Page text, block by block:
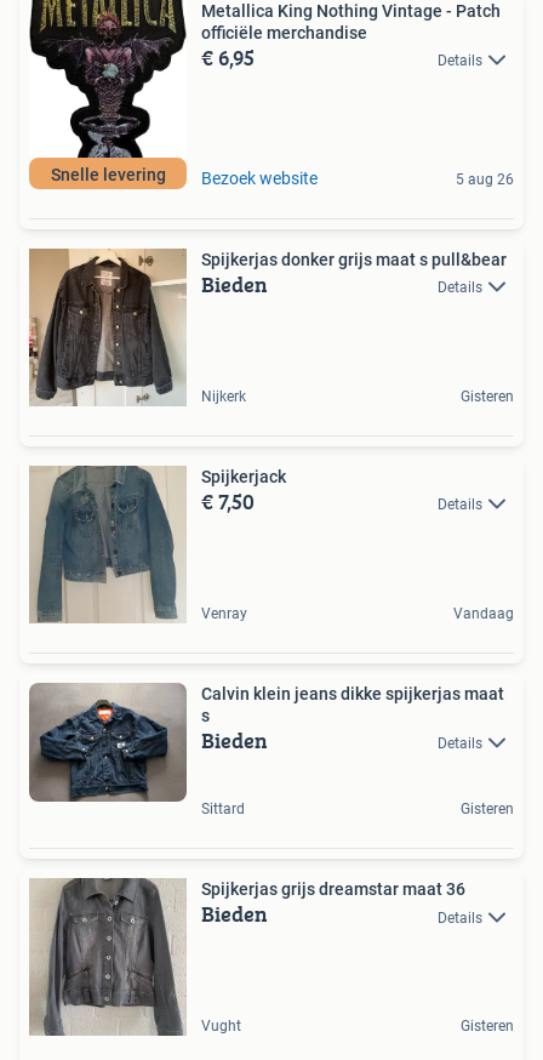
Snelle levering
Metallica King Nothing Vintage - Patch
officiële merchandise
€ 6,95 Details
Bezoek website 5 aug 26
Spijkerjas donker grijs maat s pull&bear
Bieden Details
Nijkerk Gisteren
Spijkerjack
€ 7,50 Details
Venray Vandaag
Calvin klein jeans dikke spijkerjas maat
s
Bieden Details
Sittard Gisteren
Spijkerjas grijs dreamstar maat 36
Bieden Details
Vught Gisteren